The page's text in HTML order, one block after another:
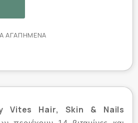
ΑΓΑΠΗΜΈΝΑ
Vites Hair, Skin & Nails